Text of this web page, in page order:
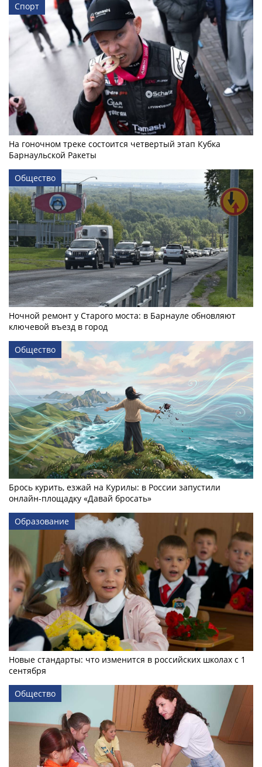
Спорт
На гоночном треке состоится четвертый этап Кубка
Барнаульской Ракеты
Общество
Ночной ремонт у Старого моста: в Барнауле обновляют
ключевой въезд в город
Общество
Брось курить, езжай на Курилы: в России запустили
онлайн-­площадку «Давай бросать»
Образование
Новые стандарты: что изменится в российских школах с 1
сентября
Общество